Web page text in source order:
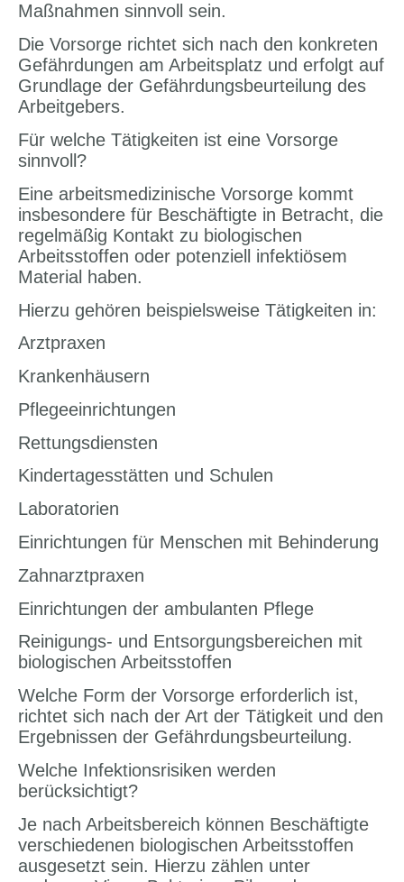
Maßnahmen sinnvoll sein.
Die Vorsorge richtet sich nach den konkreten
Gefährdungen am Arbeitsplatz und erfolgt auf
Grundlage der Gefährdungsbeurteilung des
Arbeitgebers.
Für welche Tätigkeiten ist eine Vorsorge
sinnvoll?
Eine arbeitsmedizinische Vorsorge kommt
insbesondere für Beschäftigte in Betracht, die
regelmäßig Kontakt zu biologischen
Arbeitsstoffen oder potenziell infektiösem
Material haben.
Hierzu gehören beispielsweise Tätigkeiten in:
Arztpraxen
Krankenhäusern
Pflegeeinrichtungen
Rettungsdiensten
Kindertagesstätten und Schulen
Laboratorien
Einrichtungen für Menschen mit Behinderung
Zahnarztpraxen
Einrichtungen der ambulanten Pflege
Reinigungs- und Entsorgungsbereichen mit
biologischen Arbeitsstoffen
Welche Form der Vorsorge erforderlich ist,
richtet sich nach der Art der Tätigkeit und den
Ergebnissen der Gefährdungsbeurteilung.
Welche Infektionsrisiken werden
berücksichtigt?
Je nach Arbeitsbereich können Beschäftigte
verschiedenen biologischen Arbeitsstoffen
ausgesetzt sein. Hierzu zählen unter